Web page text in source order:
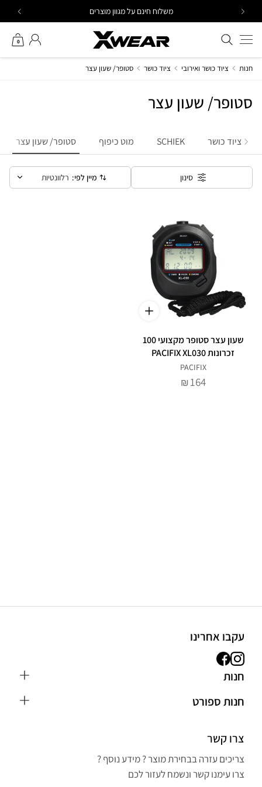
content
משלוח חינם על מגוון מוצרים
חיפוש באתר
0
החשבון שלי
חנות ציוד כושר ואירובי ציוד כושר סטופר/ שעון עצר
סטופר/ שעון עצר
ציוד כושר SCHIEK מוט כיפוף סטופר/ שעון עצר
סינון מיין לפי: רלוונטיות
שעון עצר סטופר מקצועי 100
זכרונות PACIFIX XL030
PACIFIX
₪ 164
עקבו אחרינו
חנות
חליפת קראטה
ציוד אירובי וכושר
חנות ספורט
חנות ספורט בראשון לציון
אפשרויות משלוח ותשלום
הצהרת נגישות
צרו קשר
צריכים עזרה בבחירת מוצר ? מידע נוסף ?
צרו עימנו קשר ונשמח לעזור לכם